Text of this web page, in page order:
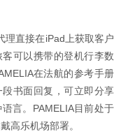
理直接在iPad上获取客户
可以携带的登机行李数
在法航的参考手册
书面回复，可立即分享
言。PAMELIA目前处于
高乐机场部署。